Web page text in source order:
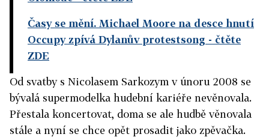
Časy se mění. Michael Moore na desce hnutí
Occupy zpívá Dylanův protestsong - čtěte
ZDE
Od svatby s Nicolasem Sarkozym v únoru 2008 se
bývalá supermodelka hudební kariéře nevěnovala.
Přestala koncertovat, doma se ale hudbě věnovala
stále a nyní se chce opět prosadit jako zpěvačka.